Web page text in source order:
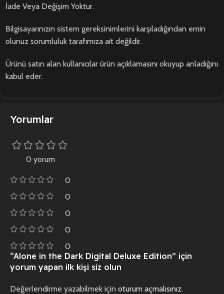
İade Veya Değişim Yoktur.
Bilgisayarınızın sistem gereksinimlerini karşıladığından emin
olunuz sorumluluk tarafımıza ait değildir.
Ürünü satın alan kullanıcılar ürün açıklamasını okuyup anladığını
kabul eder.
Yorumlar
0 yorum
0
0
0
0
0
“Alone in the Dark Digital Deluxe Edition” için
yorum yapan ilk kişi siz olun
Değerlendirme yazabilmek için oturum açmalısınız.